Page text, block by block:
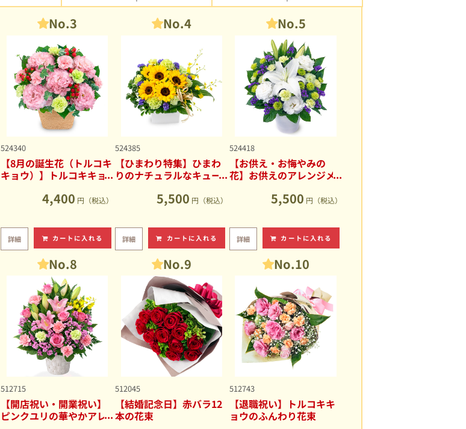
No.3
524340
【8月の誕生花（トルコキ
キョウ）】トルコキキョ
4,400 円（税込）
詳細 カートに入れる
No.4
524385
【ひまわり特集】ひまわ
りのナチュラルなキュー
5,500 円（税込）
詳細 カートに入れる
No.5
524418
【お供え・お悔やみの
花】お供えのアレンジメ
5,500 円（税込）
詳細 カートに入れる
No.8
512715
【開店祝い・開業祝い】
ピンクユリの華やかアレ
No.9
512045
【結婚記念日】赤バラ12
本の花束
No.10
512743
【退職祝い】トルコキキ
ョウのふんわり花束